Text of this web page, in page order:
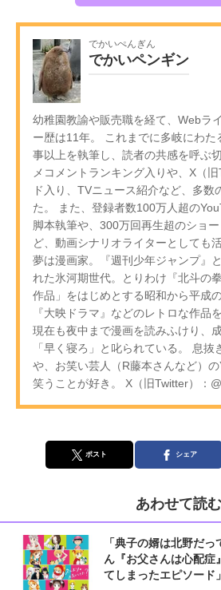
でかいぺんぎん
でかいペンギン
幼稚園教諭や販売職を経て、Webラ
ー歴は11年。 これまでに多岐にわ
事以上を執筆し、読者の共感を呼ぶ
メコメントランキング入りや、X（
ド入り、TVニュース紹介など、多数
た。 また、登録者数100万人超の
脚本執筆や、300万回再生超のショ
ど、動画シナリオライターとしても
夢は漫画家。『週刊少年ジャンプ』
れた氷河期世代。とりわけ『北斗の
作品」をはじめとする昭和から平成
『大映ドラマ』などのレトロな作品
現在も夜中まで漫画を読みふけり、
「早く寝ろ」と叱られている。 息
や、お笑い芸人（R藤本さんなど）
笑うことが好き。 X（旧Twitter）：
ポスト シェア
あわせて読む
「典子の婿は北野だ
ん『お父さんは心配症
てしまったエピソード」